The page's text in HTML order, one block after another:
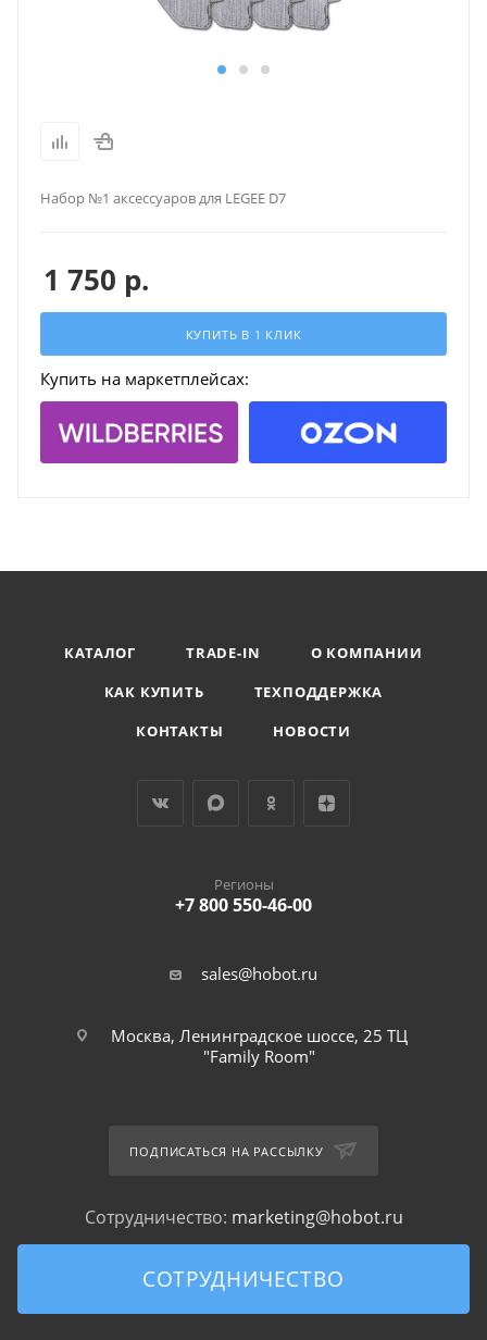
Набор №1 аксессуаров для LEGEE D7
1 750 р.
КУПИТЬ В 1 КЛИК
Купить на маркетплейсах:
КАТАЛОГ TRADE-IN
О КОМПАНИИ
КАК КУПИТЬ
ТЕХПОДДЕРЖКА
КОНТАКТЫ
НОВОСТИ
Регионы
+7 800 550-46-00
sales@hobot.ru
Москва, Ленинградское шоссе, 25 ТЦ
"Family Room"
ПОДПИСАТЬСЯ НА РАССЫЛКУ
Сотрудничество: marketing@hobot.ru
СОТРУДНИЧЕСТВО